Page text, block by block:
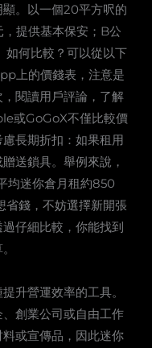
。以一個20平方呎的
提供基本保安；B公
如何比較？可以從以下
上的價錢表，注意是
閱讀用戶評論，了解
或GoGoX不僅比較價
長期折扣：如果租用
送鎖具。舉例來說，
均迷你倉月租約850
省錢，不妨選擇新開張
仔細比較，你能找到
升營運效率的工具。
創業公司或自由工作
或宣傳品，因此迷你